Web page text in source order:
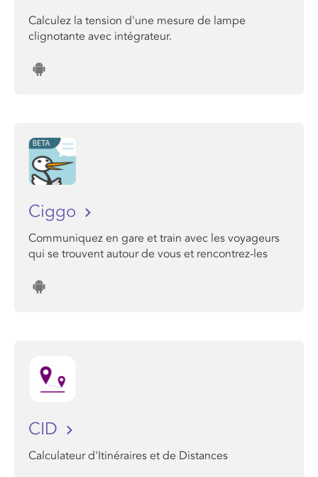
Calculez la tension d'une mesure de lampe
clignotante avec intégrateur.
Ciggo
Communiquez en gare et train avec les voyageurs
qui se trouvent autour de vous et rencontrez-les
CID
Calculateur d'Itinéraires et de Distances